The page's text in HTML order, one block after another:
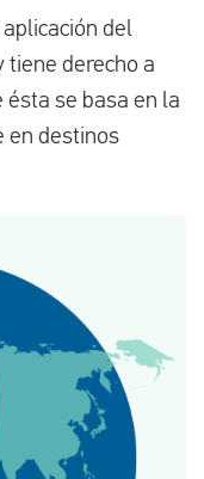
del
tiene derecho a
se basa en la
en destinos